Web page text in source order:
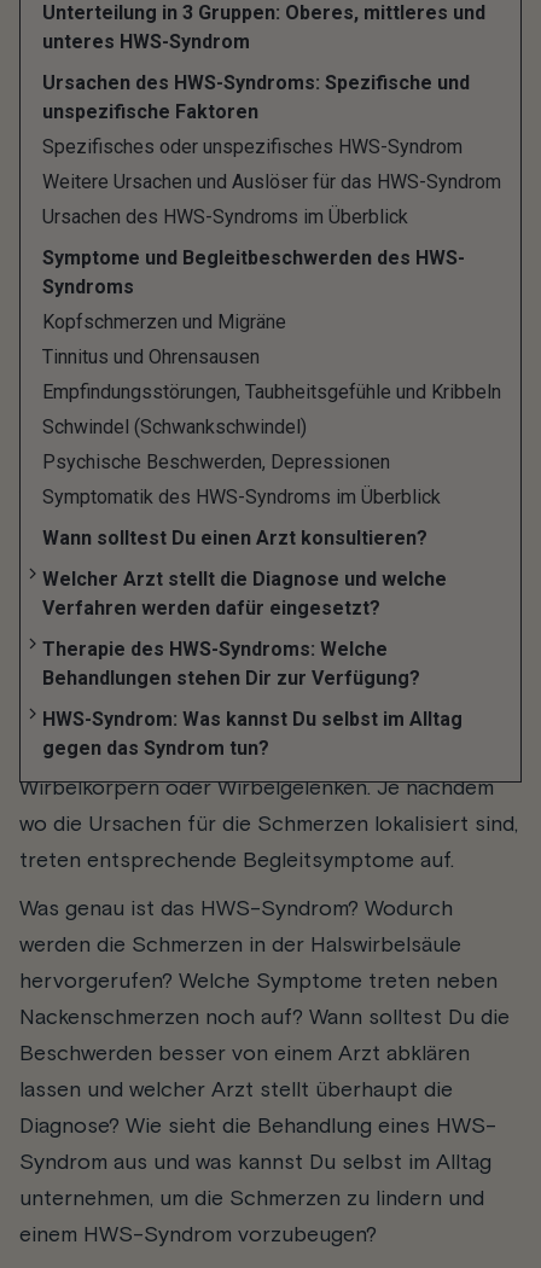
Unterteilung in 3 Gruppen: Oberes, mittleres und
unteres HWS-Syndrom
Ursachen des HWS-Syndroms: Spezifische und
unspezifische Faktoren
Spezifisches oder unspezifisches HWS-Syndrom
Weitere Ursachen und Auslöser für das HWS-Syndrom
Ursachen des HWS-Syndroms im Überblick
Symptome und Begleitbeschwerden des HWS-
Syndroms
Kopfschmerzen und Migräne
Tinnitus und Ohrensausen
Empfindungsstörungen, Taubheitsgefühle und Kribbeln
Schwindel (Schwankschwindel)
Psychische Beschwerden, Depressionen
Symptomatik des HWS-Syndroms im Überblick
Wann solltest Du einen Arzt konsultieren?
Welcher Arzt stellt die Diagnose und welche
Verfahren werden dafür eingesetzt?
Therapie des HWS-Syndroms: Welche
Behandlungen stehen Dir zur Verfügung?
HWS-Syndrom: Was kannst Du selbst im Alltag
gegen das Syndrom tun?
betroffen, die Tendenz ist sogar steigend und
mehr als jeder zehnte Mensch unter den
Beschwerden der Nacken-Schulter-Armregion.
Das HWS-Syndrom stellt damit ein recht häufiges
Leiden dar, zumindest wird die Diagnose oft
gestellt.
Die häufigsten Ursachen für
HWS-Syndrom: Funktionelle
Störungen und degenerative
Veränderungen
Die häufigsten Ursachen für das HWS-Syndrom
sind funktionelle Störungen, zum Beispiel
Fehlhaltungen und Fehlbelastungen sowie
Erkrankungen der Brustwirbelsäule (BWS) und
Lendenwirbelsäule (LWS) oder degenerative
Veränderungen an den Bandscheiben,
Wirbelkörpern oder Wirbelgelenken. Je nachdem
wo die Ursachen für die Schmerzen lokalisiert sind,
treten entsprechende Begleitsymptome auf.
Was genau ist das HWS-Syndrom? Wodurch
werden die Schmerzen in der Halswirbelsäule
hervorgerufen? Welche Symptome treten neben
Nackenschmerzen noch auf? Wann solltest Du die
Beschwerden besser von einem Arzt abklären
lassen und welcher Arzt stellt überhaupt die
Diagnose? Wie sieht die Behandlung eines HWS-
Syndrom aus und was kannst Du selbst im Alltag
unternehmen, um die Schmerzen zu lindern und
einem HWS-Syndrom vorzubeugen?